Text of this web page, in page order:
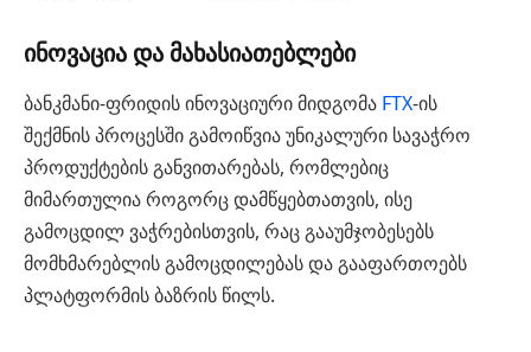
ინოვაცია და მახასიათებლები
ბანკმანი-ფრიდის ინოვაციური მიდგომა FTX-ის
შექმნის პროცესში გამოიწვია უნიკალური სავაჭრო
პროდუქტების განვითარებას, რომლებიც
მიმართულია როგორც დამწყებთათვის, ისე
გამოცდილ ვაჭრებისთვის, რაც გააუმჯობესებს
მომხმარებლის გამოცდილებას და გააფართოებს
პლატფორმის ბაზრის წილს.